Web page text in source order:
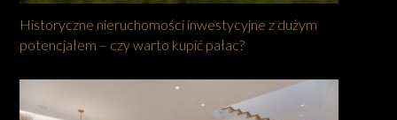
Historyczne nieruchomości inwestycyjne z dużym
potencjałem – czy warto kupić pałac?